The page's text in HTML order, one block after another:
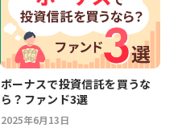
ボーナスで投資信託を買うな
ら？ファンド3選
2025年6月13日